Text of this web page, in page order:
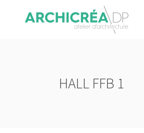
HALL FFB 1